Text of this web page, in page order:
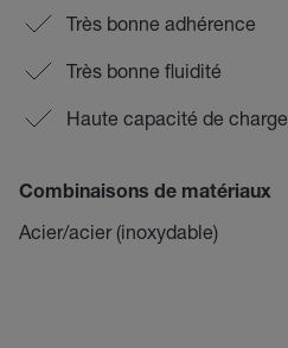
Très bonne adhérence
Très bonne fluidité
Haute capacité de charge
Combinaisons de matériaux
Acier/acier (inoxydable)